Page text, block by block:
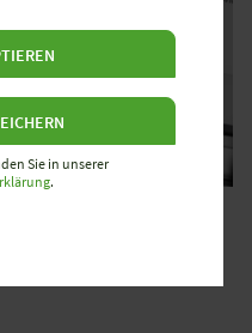
Sie in unserer
.